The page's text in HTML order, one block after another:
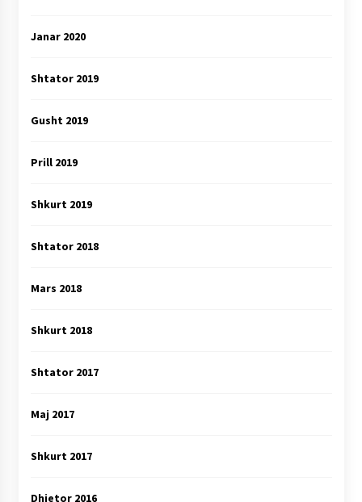
Janar 2020
Shtator 2019
Gusht 2019
Prill 2019
Shkurt 2019
Shtator 2018
Mars 2018
Shkurt 2018
Shtator 2017
Maj 2017
Shkurt 2017
Dhjetor 2016